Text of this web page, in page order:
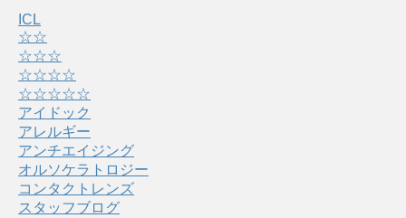
ICL
☆☆
☆☆☆
☆☆☆☆
☆☆☆☆☆
アイドック
アレルギー
アンチエイジング
オルソケラトロジー
コンタクトレンズ
スタッフブログ